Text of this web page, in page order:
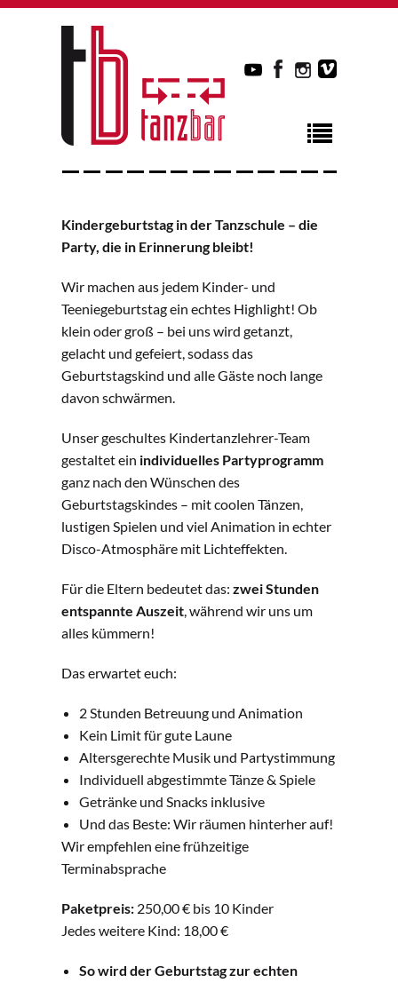
Kindergeburtstag in der Tanzschule – die
Party, die in Erinnerung bleibt!
Wir machen aus jedem Kinder- und
Teeniegeburtstag ein echtes Highlight! Ob
klein oder groß – bei uns wird getanzt,
gelacht und gefeiert, sodass das
Geburtstagskind und alle Gäste noch lange
davon schwärmen.
Unser geschultes Kindertanzlehrer-Team
gestaltet ein individuelles Partyprogramm
ganz nach den Wünschen des
Geburtstagskindes – mit coolen Tänzen,
lustigen Spielen und viel Animation in echter
Disco-Atmosphäre mit Lichteffekten.
Für die Eltern bedeutet das: zwei Stunden
entspannte Auszeit, während wir uns um
alles kümmern!
Das erwartet euch:
2 Stunden Betreuung und Animation
Kein Limit für gute Laune
Altersgerechte Musik und Partystimmung
Individuell abgestimmte Tänze & Spiele
Getränke und Snacks inklusive
Und das Beste: Wir räumen hinterher auf!
Wir empfehlen eine frühzeitige
Terminabsprache
Paketpreis: 250,00 € bis 10 Kinder
Jedes weitere Kind: 18,00 €
So wird der Geburtstag zur echten